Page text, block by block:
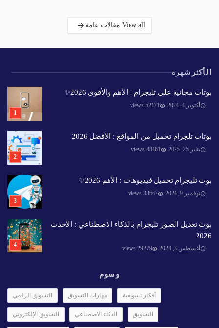
View all مقالات عامة
الأكثر شهرة
بوتات مجانية على تليجرام : الأهم والأقوى 2026✨️
أكتوبر 4, 2024 52171 views
بوتات تلجرام تحميل من المواقع : الأفضل 2026
يناير 25, 2025 48461 views
بوت تليجرام تحميل فيديوهات : الأهم 2026✨️
نوفمبر 9, 2024 33667 views
بوت تعديل الصور تليجرام بالذكاء الاصطناعي : الأحدث
2026
أغسطس 3, 2024 29279 views
وسوم
التسويق الرقمي مهارات التسويق أفكار تسويقية
التسويق الإلكتروني الذكاء الاصطناعي التسويق